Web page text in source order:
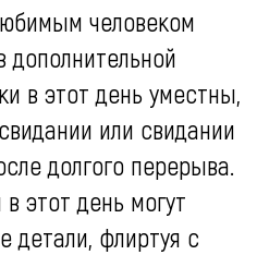
человеком
дополнительной
в этот день уместны,
или свидании
долгого перерыва.
этот день могут
детали, флиртуя с